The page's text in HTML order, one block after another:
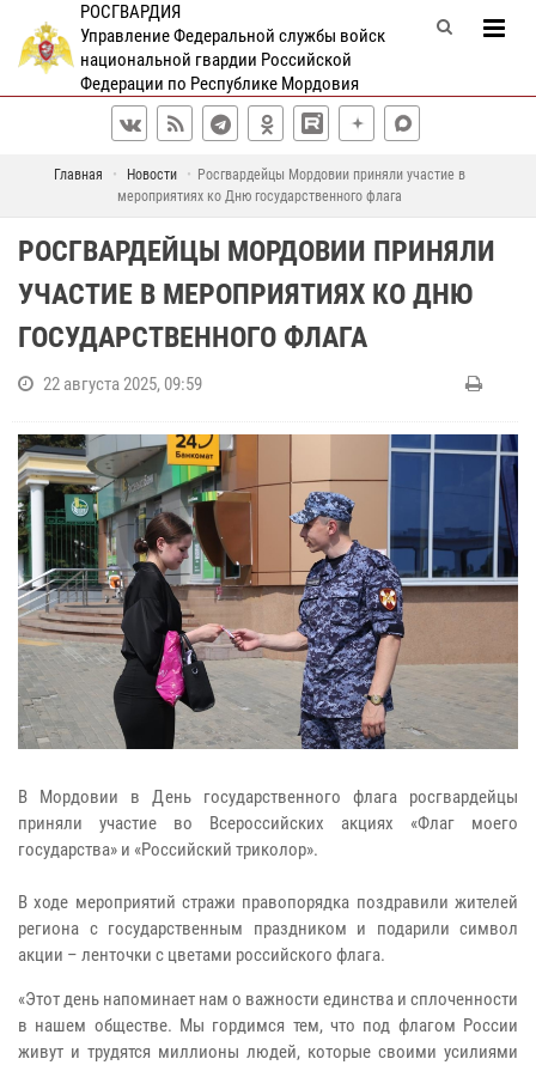
РОСГВАРДИЯ
Управление Федеральной службы войск
национальной гвардии Российской
Федерации по Республике Мордовия
Главная Новости
Росгвардейцы Мордовии приняли участие в
мероприятиях ко Дню государственного флага
РОСГВАРДЕЙЦЫ МОРДОВИИ ПРИНЯЛИ
УЧАСТИЕ В МЕРОПРИЯТИЯХ КО ДНЮ
ГОСУДАРСТВЕННОГО ФЛАГА
22 августа 2025, 09:59
В Мордовии в День государственного флага росгвардейцы
приняли участие во Всероссийских акциях «Флаг моего
государства» и «Российский триколор».
В ходе мероприятий стражи правопорядка поздравили жителей
региона с государственным праздником и подарили символ
акции – ленточки с цветами российского флага.
«Этот день напоминает нам о важности единства и сплоченности
в нашем обществе. Мы гордимся тем, что под флагом России
живут и трудятся миллионы людей, которые своими усилиями